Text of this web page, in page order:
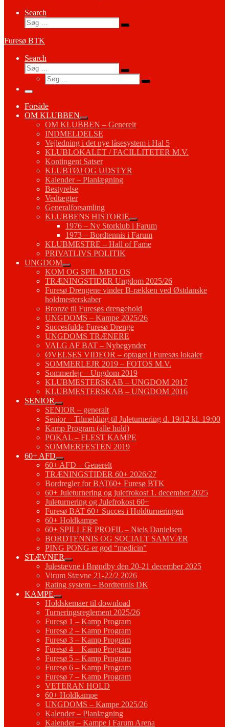
Search
Søg
Søg
Furesø BTK
Search
Søg
Søg
Søg
Søg
Menu
Forside
OM KLUBBEN
OM KLUBBEN – Generelt
INDMELDELSE
Vejledning i det nye låsesystem i Hal 5
KLUBLOKALET / FACILLITETER M.V.
Kontingent Satser
KLUBTØJ OG UDSTYR
Kalender – Planlægning
Bestyrelse
Vedtægter
Generalforsamling
KLUBBENS HISTORIE
1976 – Ny Storklub i Farum
1973 – Bordtennis i Farum
KLUBMESTRE – Hall of Fame
PRIVATLIVS POLITIK
UNGDOM
KOM OG SPIL MED OS
TRÆNINGSTIDER Ungdom 2025/26
Furesø Drengene vinder B-rækken ved Østdanske
holdmesterskaber
Bronze til Furesøs drengehold
UNGDOMS – Kampe 2025/26
Succesfulde Furesø Drenge
UNGDOMS TRÆNERE
VALG AF BAT – Nybegynder
ØVELSES VIDEOR – optaget i Furesøs lokaler
SOMMERLEJR 2019 – FOTOS M.V.
Sommerlejr – Ungdom 2019
KLUBMESTERSKAB – UNGDOM 2017
KLUBMESTERSKAB – UNGDOM 2016
SENIOR
SENIOR – generalt
Senior – Tilmelding til Juleturnering d. 19/12 kl. 19:00
Kamp Program (alle hold)
POKAL – FLEST KAMPE
SOMMERFESTEN 2019
60+ AFD
60+ AFD – Generelt
TRÆNINGSTIDER 60+ 2026/27
Bordregler for BAT60+ Furesø BTK
60+ Juleturnering og julefrokost 1. december 2025
Juleturnering og Julefrokost 60+
Furesø BAT 60+ Succes i Holdturneringen
60+ Holdkampe
60+ SPILLER PROFIL – Niels Danielsen
BORDTENNIS OG SOCIALT SAMVÆR
PING PONG er god “medicin”
STÆVNER
Julestævne i Brøndby den 20-21 december 2025
Virum Stævne 21-22/2 2026
Rating system – Bordtennis DK
KAMPE
Holdskemaer til download
Turneringsreglement 2025/26
Furesø 1 – Kamp Program
Furesø 2 – Kamp Program
Furesø 3 – Kamp Program
Furesø 4 – Kamp Program
Furesø 5 – Kamp Program
Furesø 6 – Kamp Program
Furesø 7 – Kamp Program
VETERAN HOLD
60+ Holdkampe
UNGDOMS – Kampe 2025/26
Kalender – Planlægning
Kalender – Kampe i Farum Arena